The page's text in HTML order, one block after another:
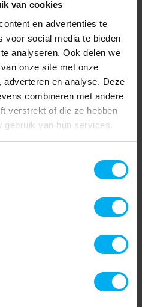
van cookies
en advertenties te
voor social media te bieden
analyseren. Ook delen we
onze site met onze
en analyse. Deze
combineren met andere
verstrekt of die ze hebben
gebruik van hun services.